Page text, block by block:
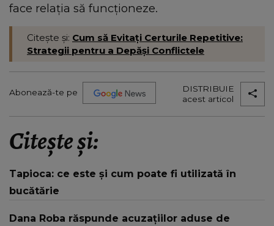
face relația să funcționeze.
Citește și: Cum să Evitați Certurile Repetitive:
Strategii pentru a Depăși Conflictele
Abonează-te pe
DISTRIBUIE
acest articol
Citește și:
Tapioca: ce este și cum poate fi utilizată în
bucătărie
Dana Roba răspunde acuzațiilor aduse de